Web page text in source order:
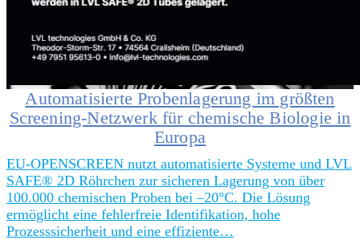
Automatisierte Probenlagerung im größten
Screening-Netzwerk für chemische Biologie in
Europa
EU-OPENSCREEN nutzt automatisierte Systeme und LVL
SAFE® 2D Röhrchen zur sicheren Lagerung von über
100.000 chemischen Proben bei –20°C. Die Lösung
ermöglicht eine fehlerfreie Identifikation, hohe
Prozesssicherheit und eine effiziente…